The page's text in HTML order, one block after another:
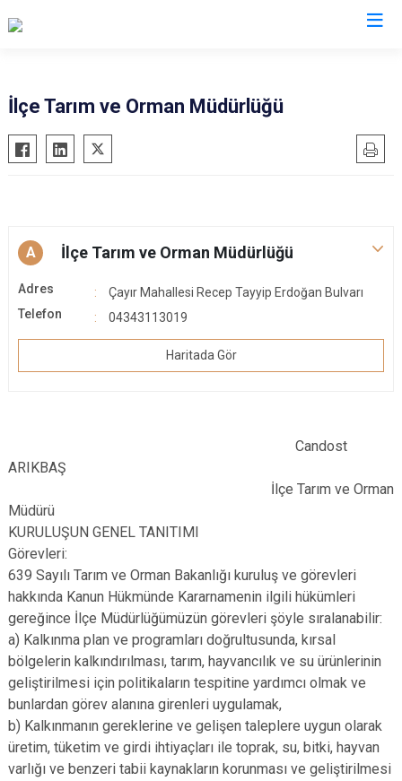
Adilcevaz
Ahlat
Mutki
Tatvan
İlçe Tarım ve Orman Müdürlüğü
A İlçe Tarım ve Orman Müdürlüğü
Adres
Çayır Mahallesi Recep Tayyip Erdoğan Bulvarı
Telefon
04343113019
Haritada Gör
Candost
ARIKBAŞ
İlçe Tarım ve Orman
Müdürü
KURULUŞUN GENEL TANITIMI
Görevleri:
639 Sayılı Tarım ve Orman Bakanlığı kuruluş ve görevleri
hakkında Kanun Hükmünde Kararnamenin ilgili hükümleri
gereğince İlçe Müdürlüğümüzün görevleri şöyle sıralanabilir:
a) Kalkınma plan ve programları doğrultusunda, kırsal
bölgelerin kalkındırılması, tarım, hayvancılık ve su ürünlerinin
geliştirilmesi için politikaların tespitine yardımcı olmak ve
bunlardan görev alanına girenleri uygulamak,
b) Kalkınmanın gereklerine ve gelişen taleplere uygun olarak
üretim, tüketim ve girdi ihtiyaçları ile toprak, su, bitki, hayvan
varlığı ve benzeri tabii kaynakların korunması ve geliştirilmesi